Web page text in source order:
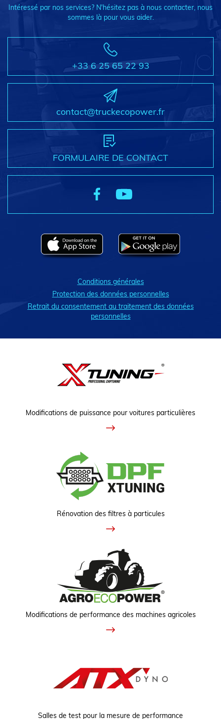
Intéressé par nos services? N'hésitez pas à nous contacter, nous
sommes là pour vous aider.
+33 6 25 65 22 93
contact@truckecopower.fr
FORMULAIRE DE CONTACT
Conditions générales
Protection des données personnelles
Retrait du consentement au traitement des données
personnelles
Modifications de puissance pour voitures particulières
Rénovation des filtres à particules
Modifications de performance des machines agricoles
Salles de test pour la mesure de performance